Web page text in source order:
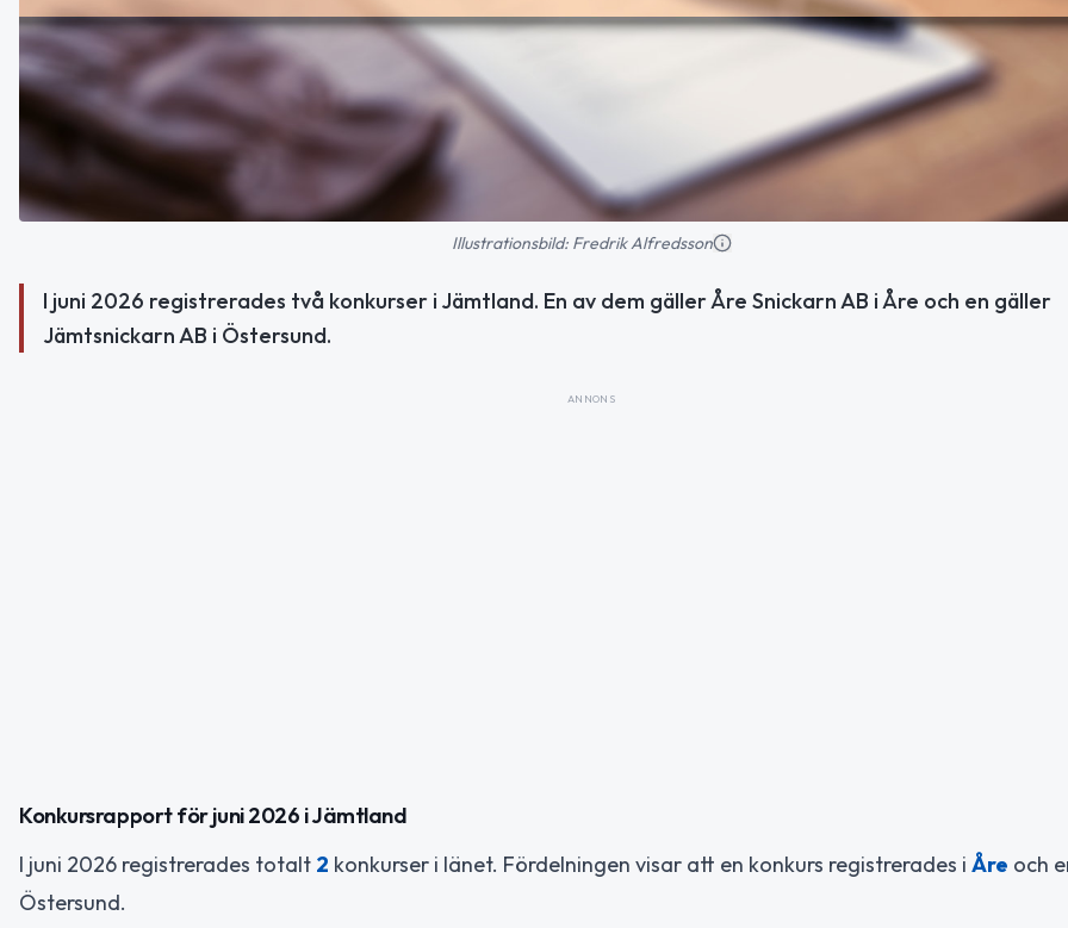
Illustrationsbild: Fredrik Alfredsson
I juni 2026 registrerades två konkurser i Jämtland. En av dem gäller Åre Snickarn AB i Åre och en gäller
Jämtsnickarn AB i Östersund.
ANNONS
Konkursrapport för juni 2026 i Jämtland
I juni 2026 registrerades totalt 2 konkurser i länet. Fördelningen visar att en konkurs registrerades i Åre och
Östersund.